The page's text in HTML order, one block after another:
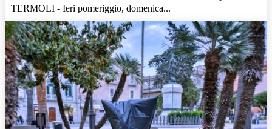
TERMOLI - Ieri pomeriggio, domenica...